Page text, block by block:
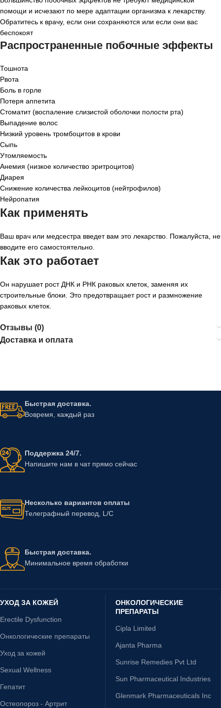
помощи и исчезают по мере адаптации организма к лекарству.
Обратитесь к врачу, если они сохраняются или если они вас
беспокоят
Распространенные побочные эффекты
Тошнота
Рвота
Боль в горле
Потеря аппетита
Стоматит (воспаление слизистой оболочки полости рта)
Выпадение волос
Низкий уровень тромбоцитов в крови
Сыпь
Утомляемость
Анемия (низкое количество эритроцитов)
Диарея
Снижение количества лейкоцитов (нейтрофилов)
Нейропатия
Как применять
Ваш врач или медсестра введет вам это лекарство. Пожалуйста, не
вводите его самостоятельно.
Как это работает
Он нарушает рост ДНК и РНК раковых клеток, заменяя их
строительные блоки. Это предотвращает рост и размножение
раковых клеток.
Отзывы (0)
Доставка и оплата
Быстрая доставка.
Вовремя, каждый раз
Поддержка 24/7.
Напишите нам в чат прямо сейчас
Несколько вариантов оплаты
Телеграфный перевод, L/C
Быстрая доставка.
Минимальное время обработки
УХОД ЗА КОЖЕЙ
Erectile Dysfunction
Онкологические препараты
Уход за кожей
Sexual Wellness
Гепатит
Остеопороз - Артрит
ОНКОЛОГИЧЕСКИЕ
ПРЕПАРАТЫ
Cipla Limited
Ajanta Pharma
Sunrise Remedies Pvt Ltd
Sun Pharmaceutical Industries
Glenmark Pharmaceuticals Inc